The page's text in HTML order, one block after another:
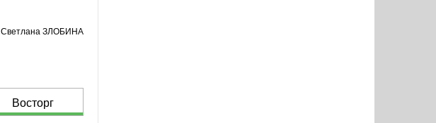
Светлана ЗЛОБИНА
Восторг